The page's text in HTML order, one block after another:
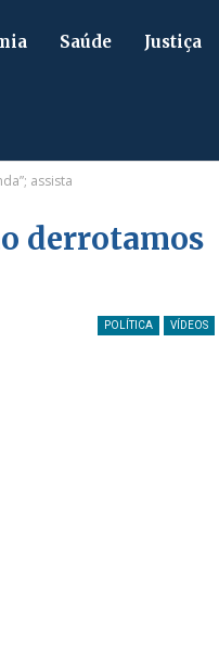
Saúde Justiça
assista
derrotamos
POLÍTICA VÍDEOS